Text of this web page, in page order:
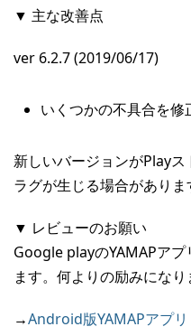
▼ 主な改善点
ver 6.2.7 (2019/06/17)
いくつかの不具合を修
新しいバージョンがPlay
ラグが生じる場合がありま
▼ レビューのお願い
Google playのYAMAPア
ます。何よりの励みになり
→Android版YAMAPアプリ